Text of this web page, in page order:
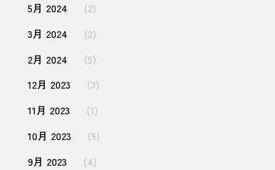
5月 2024
(2)
3月 2024
(2)
2月 2024
(5)
12月 2023
(3)
11月 2023
(1)
10月 2023
(5)
9月 2023
(4)